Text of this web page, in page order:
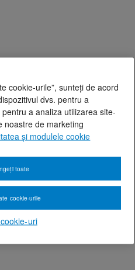
cookie-urile”, sunteți de acord
dvs. pentru a
a analiza utilizarea site-
noastre de marketing
și modulele cookie
uri
toate
cookie-urile